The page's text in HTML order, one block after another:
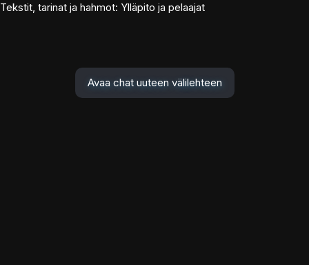
Tekstit, tarinat ja hahmot: Ylläpito ja pelaajat
Avaa chat uuteen välilehteen